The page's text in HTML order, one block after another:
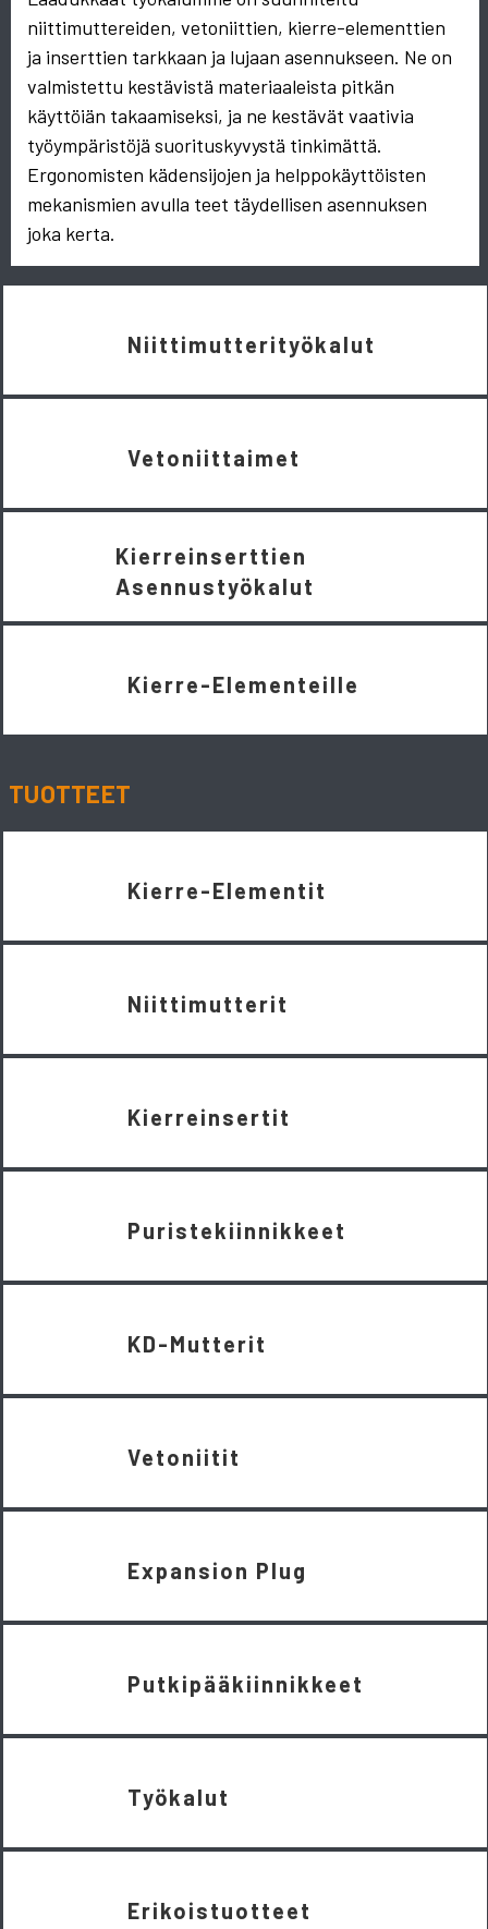
niittimuttereiden, vetoniittien, kierre-elementtien
ja inserttien tarkkaan ja lujaan asennukseen. Ne on
valmistettu kestävistä materiaaleista pitkän
käyttöiän takaamiseksi, ja ne kestävät vaativia
työympäristöjä suorituskyvystä tinkimättä.
Ergonomisten kädensijojen ja helppokäyttöisten
mekanismien avulla teet täydellisen asennuksen
joka kerta.
Niittimutterityökalut
Vetoniittaimet
Kierreinserttien
Asennustyökalut
Kierre-Elementeille
TUOTTEET
Kierre-Elementit
Niittimutterit
Kierreinsertit
Puristekiinnikkeet
KD-Mutterit
Vetoniitit
Expansion Plug
Putkipääkiinnikkeet
Työkalut
Erikoistuotteet